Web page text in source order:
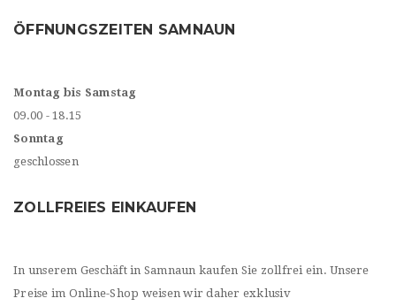
ÖFFNUNGSZEITEN SAMNAUN
Montag bis Samstag
09.00 - 18.15
Sonntag
geschlossen
ZOLLFREIES EINKAUFEN
In unserem Geschäft in Samnaun kaufen Sie zollfrei ein. Unsere
Preise im Online-Shop weisen wir daher exklusiv